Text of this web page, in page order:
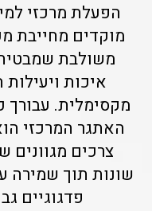
הפעלת מרכזי
מוקדים מחייבת
משולבת
איכות
מקסימלית. עבורך
האתגר המרכזי
צרכים מגוונים
שונות תוך שמירה
פדגוגיים